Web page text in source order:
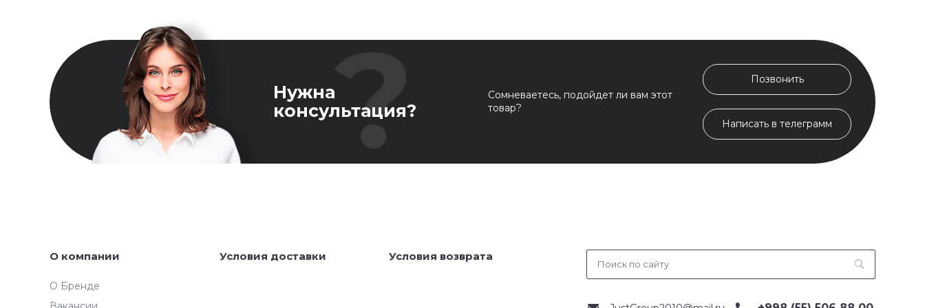
Нужна
консультация?
Сомневаетесь, подойдет ли вам этот
товар?
Позвонить
Написать в телеграмм
О компании
О Бренде
Условия доставки Условия возврата